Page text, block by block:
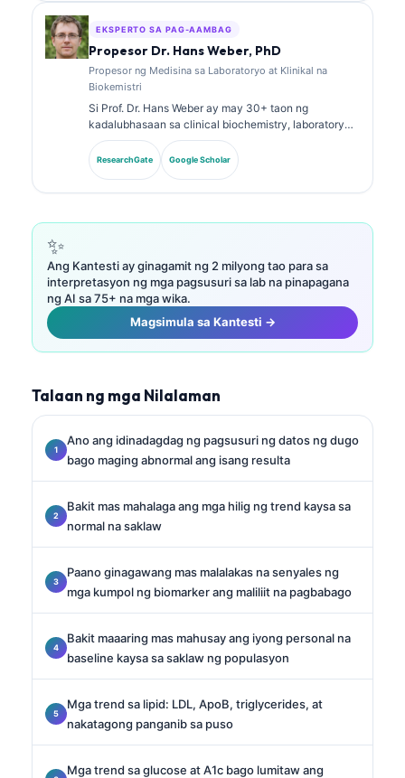
EKSPERTO SA PAG-AAMBAG
Propesor Dr. Hans Weber, PhD
Propesor ng Medisina sa Laboratoryo at Klinikal na
Biokemistri
Si Prof. Dr. Hans Weber ay may 30+ taon ng
kadalubhasaan sa clinical biochemistry, laboratory
medicine, at biomarker research. Dati siyang Pangulo
ng German Society for Clinical Chemistry, at
dalubhasa siya sa diagnostic panel analysis,
ResearchGate Google Scholar
✨
Ang Kantesti ay ginagamit ng 2 milyong tao para sa
interpretasyon ng mga pagsusuri sa lab na pinapagana
ng AI sa 75+ na mga wika.
Magsimula sa Kantesti →
Talaan ng mga Nilalaman
Ano ang idinadagdag ng pagsusuri ng datos ng dugo
bago maging abnormal ang isang resulta
Bakit mas mahalaga ang mga hilig ng trend kaysa sa
normal na saklaw
Paano ginagawang mas malalakas na senyales ng
mga kumpol ng biomarker ang maliliit na pagbabago
Bakit maaaring mas mahusay ang iyong personal na
baseline kaysa sa saklaw ng populasyon
Mga trend sa lipid: LDL, ApoB, triglycerides, at
nakatagong panganib sa puso
Mga trend sa glucose at A1c bago lumitaw ang